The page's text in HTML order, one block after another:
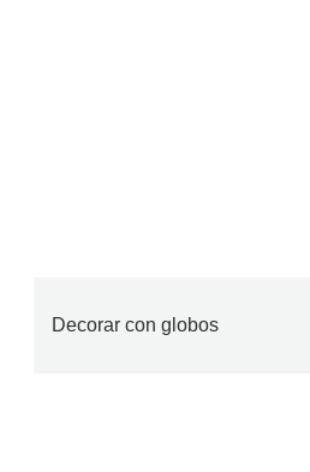
Decorar con globos